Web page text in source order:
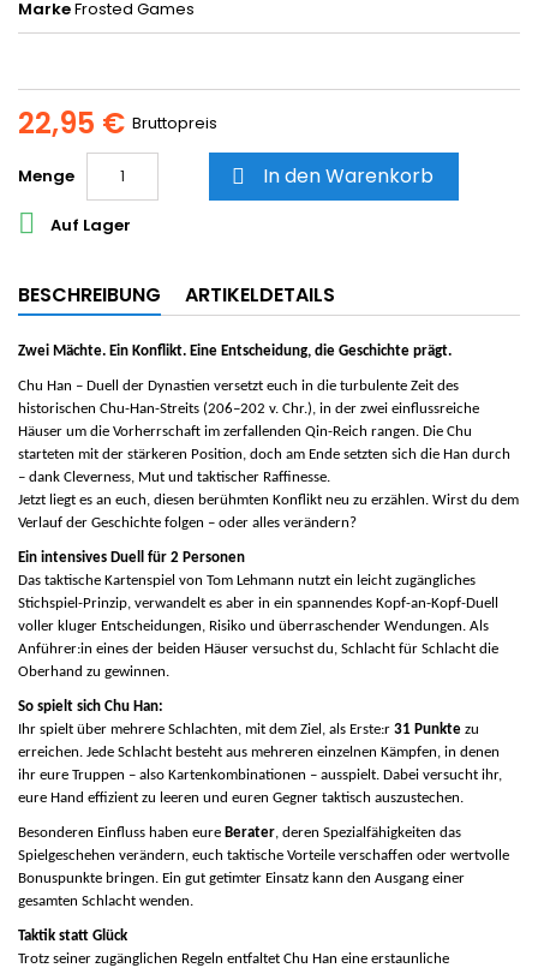
MarkeFrosted Games
22,95 € Bruttopreis
Menge  In den Warenkorb
 Auf Lager
BESCHREIBUNG ARTIKELDETAILS
Zwei Mächte. Ein Konflikt. Eine Entscheidung, die Geschichte prägt.
Chu Han – Duell der Dynastien versetzt euch in die turbulente Zeit des
historischen Chu-Han-Streits (206–202 v. Chr.), in der zwei einflussreiche
Häuser um die Vorherrschaft im zerfallenden Qin-Reich rangen. Die Chu
starteten mit der stärkeren Position, doch am Ende setzten sich die Han durch
– dank Cleverness, Mut und taktischer Raffinesse.
Jetzt liegt es an euch, diesen berühmten Konflikt neu zu erzählen. Wirst du dem
Verlauf der Geschichte folgen – oder alles verändern?
Ein intensives Duell für 2 Personen
Das taktische Kartenspiel von Tom Lehmann nutzt ein leicht zugängliches
Stichspiel-Prinzip, verwandelt es aber in ein spannendes Kopf-an-Kopf-Duell
voller kluger Entscheidungen, Risiko und überraschender Wendungen. Als
Anführer:in eines der beiden Häuser versuchst du, Schlacht für Schlacht die
Oberhand zu gewinnen.
So spielt sich Chu Han:
Ihr spielt über mehrere Schlachten, mit dem Ziel, als Erste:r 31 Punkte zu
erreichen. Jede Schlacht besteht aus mehreren einzelnen Kämpfen, in denen
ihr eure Truppen – also Kartenkombinationen – ausspielt. Dabei versucht ihr,
eure Hand effizient zu leeren und euren Gegner taktisch auszustechen.
Besonderen Einfluss haben eure Berater, deren Spezialfähigkeiten das
Spielgeschehen verändern, euch taktische Vorteile verschaffen oder wertvolle
Bonuspunkte bringen. Ein gut getimter Einsatz kann den Ausgang einer
gesamten Schlacht wenden.
Taktik statt Glück
Trotz seiner zugänglichen Regeln entfaltet Chu Han eine erstaunliche